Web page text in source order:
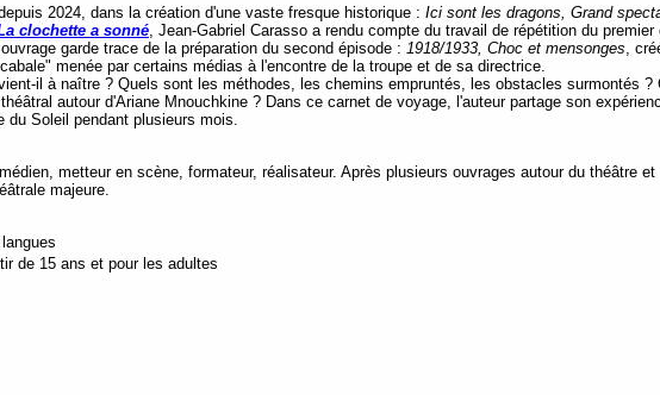
2024, dans la création d'une vaste fresque historique : Ici sont les dragons, Grand
clochette a sonné, Jean-Gabriel Carasso a rendu compte du travail de répétition du premier
garde trace de la préparation du second épisode : 1918/1933, Choc et mensonges,
menée par certains médias à l'encontre de la troupe et de sa directrice.
il à naître ? Quels sont les méthodes, les chemins empruntés, les obstacles surmontés ?
autour d'Ariane Mnouchkine ? Dans ce carnet de voyage, l'auteur partage son
du Soleil pendant plusieurs mois.
metteur en scène, formateur, réalisateur. Après plusieurs ouvrages autour du théâtre
majeure.
de 15 ans et pour les adultes